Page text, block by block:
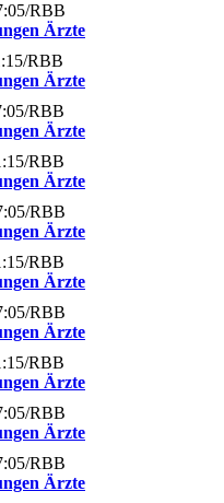
/RBB
Ärzte
/RBB
Ärzte
/RBB
Ärzte
/RBB
Ärzte
/RBB
Ärzte
/RBB
Ärzte
/RBB
Ärzte
/RBB
Ärzte
/RBB
Ärzte
/RBB
Ärzte